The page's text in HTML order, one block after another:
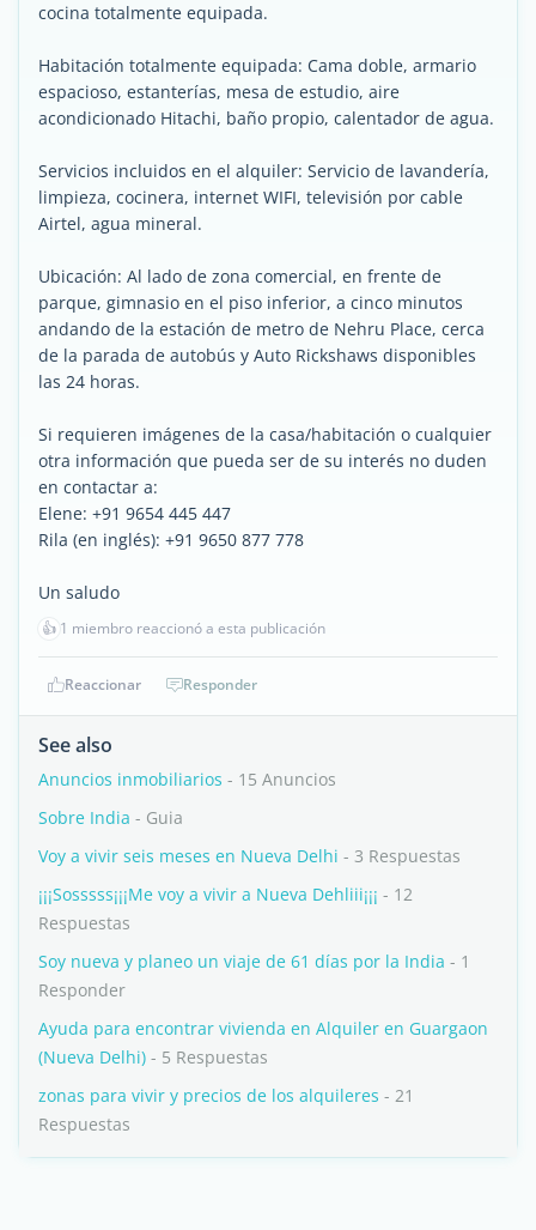
cocina totalmente equipada.
Habitación totalmente equipada: Cama doble, armario
espacioso, estanterías, mesa de estudio, aire
acondicionado Hitachi, baño propio, calentador de agua.
Servicios incluidos en el alquiler: Servicio de lavandería,
limpieza, cocinera, internet WIFI, televisión por cable
Airtel, agua mineral.
Ubicación: Al lado de zona comercial, en frente de
parque, gimnasio en el piso inferior, a cinco minutos
andando de la estación de metro de Nehru Place, cerca
de la parada de autobús y Auto Rickshaws disponibles
las 24 horas.
Si requieren imágenes de la casa/habitación o cualquier
otra información que pueda ser de su interés no duden
en contactar a:
Elene: +91 9654 445 447
Rila (en inglés): +91 9650 877 778
Un saludo
👍 1 miembro reaccionó a esta publicación
Reaccionar Responder
See also
Anuncios inmobiliarios - 15 Anuncios
Sobre India - Guia
Voy a vivir seis meses en Nueva Delhi - 3 Respuestas
¡¡¡Sosssss¡¡¡Me voy a vivir a Nueva Dehliii¡¡¡ - 12
Respuestas
Soy nueva y planeo un viaje de 61 días por la India - 1
Responder
Ayuda para encontrar vivienda en Alquiler en Guargaon
(Nueva Delhi) - 5 Respuestas
zonas para vivir y precios de los alquileres - 21
Respuestas